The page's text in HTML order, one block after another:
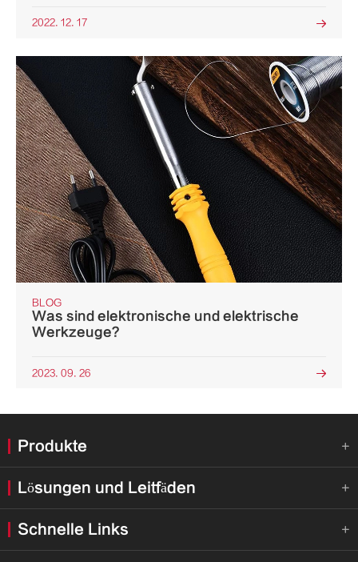
2022. 12. 17 
BLOG
Was sind elektronische und elektrische
Werkzeuge?
2023. 09. 26 
Produkte 
Lösungen und Leitfäden 
Schnelle Links 